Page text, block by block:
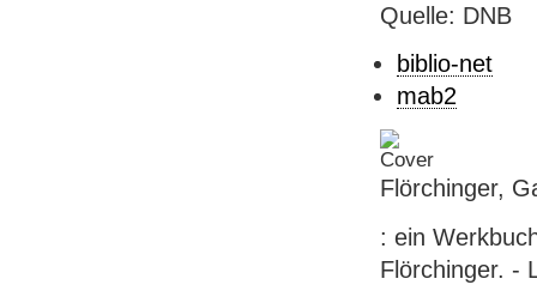
Quelle: DNB
biblio-net
mab2
Flörchinger,
: ein
Flörchinger. -